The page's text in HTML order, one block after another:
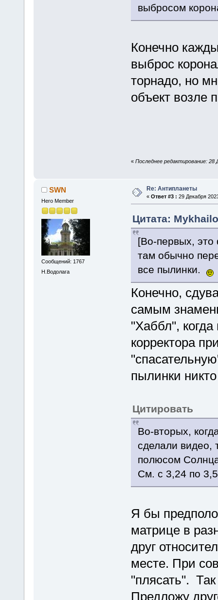
выбросом
Конечно
выброс
торнадо, но
объект возле
« Последнее редактирование: 28
SWN
Hero Member
Сообщений: 1767
Н.Водолага
Re: Антипланеты
« Ответ #3 : 29 Декабря
Цитата:
[Во-первых, это
там обычно
все пылинки.
Конечно,
самым
"Хаббл",
корректора
пылинки
Цитировать
Во-вторых,
сделали видео,
полюсом
См. с 3,24 по
Я бы
матрице в
друг
месте. При
"плясать".
Предложу